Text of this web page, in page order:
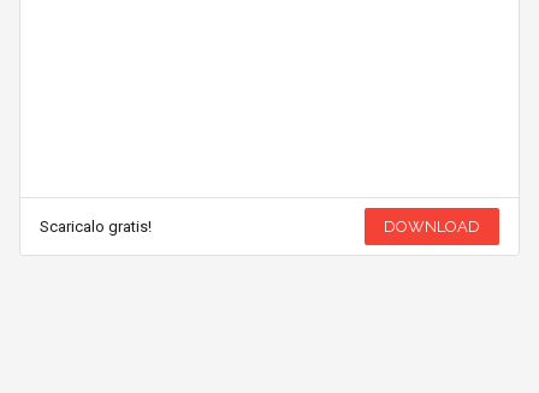
Scaricalo gratis! DOWNLOAD